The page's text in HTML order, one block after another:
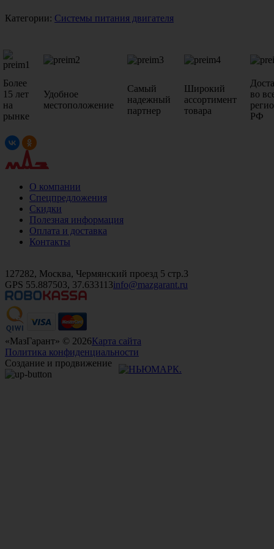
Категории: Системы питания двигателя
Более
15 лет
на
рынке
Удобное
местоположение
Самый
надежный
партнер
Широкий
ассортимент
товара
во
РФ
О компании
Спецпредложения
Скидки
Полезная информация
Оплата и доставка
Контакты
127282, Москва, Чермянский проезд 5 стр.3
GPS 55.887503, 37.633113info@mazgarant.ru
«МазГарант» © 2026Карта сайта
Политика конфиденциальности
Создание и продвижение